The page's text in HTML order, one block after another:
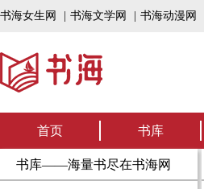
书海女生网 书海文学网 书海动漫网
首页 书库
书库——海量书尽在书海网